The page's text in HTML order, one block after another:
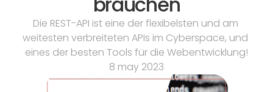
Die REST-API ist eine der flexibelsten und am
weitesten verbreiteten APIs im Cyberspace, und
eines der besten Tools für die Webentwicklung!
8 may 2023